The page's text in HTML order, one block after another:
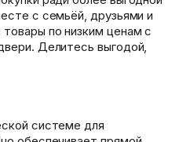
с семьёй, друзьями и
по низким ценам с
Делитесь выгодой,
системе для